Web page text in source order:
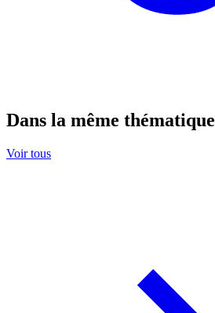
Dans la même thématique
Voir tous